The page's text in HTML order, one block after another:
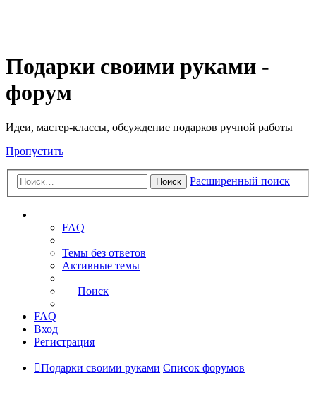
Подарки своими руками -
форум
Идеи, мастер-классы, обсуждение подарков ручной работы
Пропустить
Поиск Расширенный поиск
FAQ
Темы без ответов
Активные темы
Поиск
FAQ
Вход
Регистрация
Подарки своими руками Список форумов